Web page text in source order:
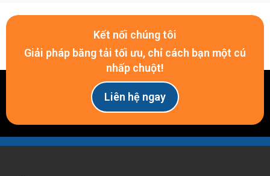
Lực kéo dãn 1% : 6N/mm
Pulley nhỏ nhất có thể chạy : 25mm
4. Ropanyl EM 8/2 00+02 white AS FG 589652
Độ dày : 1.5mm
Lực kéo dãn 1% : 8N/mm
Pulley nhỏ nhất có thể chạy : 25mm
Kết nối chúng tôi
Giải pháp băng tải tối ưu, chỉ cách bạn một cú
nhấp chuột!
Liên hệ ngay